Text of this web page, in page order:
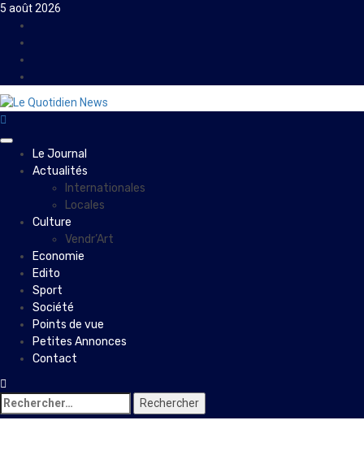
Skip
content
5 août 2026
PrimaryLe Journal
Actualités
Internationales
Locales
Culture
Vendr’Art
Economie
Edito
Sport
Société
Points de vue
Petites Annonces
Contact
Rechercher :